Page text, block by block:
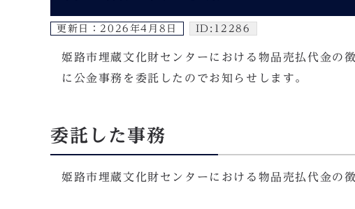
更新日： 2026年4月8日 ID:12286
姫路市埋蔵文化財センターにおける物品売払代金の
に公金事務を委託したのでお知らせします。
委託した事務
姫路市埋蔵文化財センターにおける物品売払代金の